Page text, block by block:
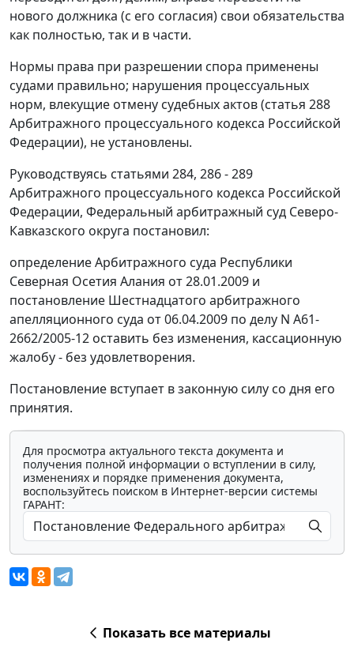
нового должника (с его согласия) свои обязательства
как полностью, так и в части.
Нормы права при разрешении спора применены
судами правильно; нарушения процессуальных
норм, влекущие отмену судебных актов (статья 288
Арбитражного процессуального кодекса Российской
Федерации), не установлены.
Руководствуясь статьями 284, 286 - 289
Арбитражного процессуального кодекса Российской
Федерации, Федеральный арбитражный суд Северо-
Кавказского округа постановил:
определение Арбитражного суда Республики
Северная Осетия Алания от 28.01.2009 и
постановление Шестнадцатого арбитражного
апелляционного суда от 06.04.2009 по делу N А61-
2662/2005-12 оставить без изменения, кассационную
жалобу - без удовлетворения.
Постановление вступает в законную силу со дня его
принятия.
Для просмотра актуального текста документа и
получения полной информации о вступлении в силу,
изменениях и порядке применения документа,
воспользуйтесь поиском в Интернет-версии системы
ГАРАНТ:
Показать все материалы